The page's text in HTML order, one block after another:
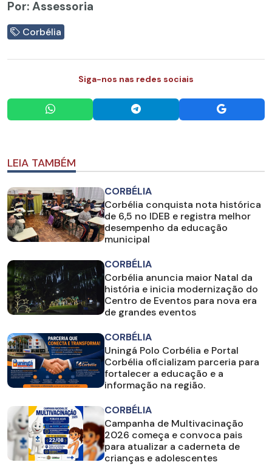
Por: Assessoria
Corbélia
Siga-nos nas redes sociais
LEIA TAMBÉM
CORBÉLIA
Corbélia conquista nota histórica
de 6,5 no IDEB e registra melhor
desempenho da educação
municipal
CORBÉLIA
Corbélia anuncia maior Natal da
história e inicia modernização do
Centro de Eventos para nova era
de grandes eventos
CORBÉLIA
Uningá Polo Corbélia e Portal
Corbélia oficializam parceria para
fortalecer a educação e a
informação na região.
CORBÉLIA
Campanha de Multivacinação
2026 começa e convoca pais
para atualizar a caderneta de
crianças e adolescentes